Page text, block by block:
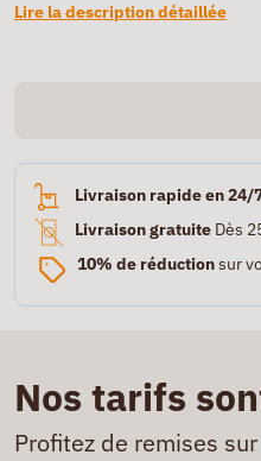
Lire la description détaillée
Livraison rapide en 24/
Livraison gratuite Dès
10% de réductionsur
Nos tarifs
Profitez de remises sur